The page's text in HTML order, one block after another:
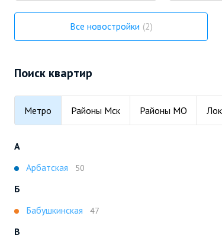
Все новостройки 2
Поиск квартир
Метро Районы Мск Районы МО
А
Арбатская
50
Б
Бабушкинская
47
В